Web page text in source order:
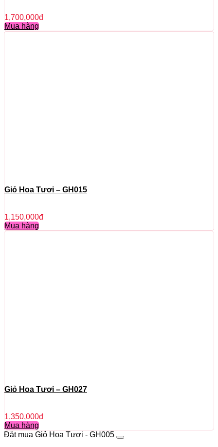
1,700,000đ
Mua hàng
Giỏ Hoa Tươi – GH015
1,150,000đ
Mua hàng
Giỏ Hoa Tươi – GH027
1,350,000đ
Mua hàng
Đặt mua Giỏ Hoa Tươi - GH005